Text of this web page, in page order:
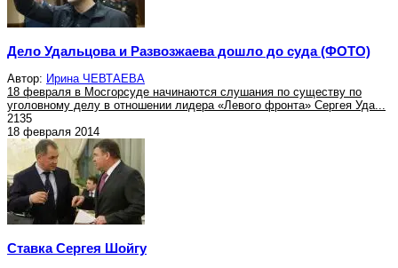
Дело Удальцова и Развозжаева дошло до суда (ФОТО)
Автор: Ирина ЧЕВТАЕВА
18 февраля в Мосгорсуде начинаются слушания по существу по
уголовному делу в отношении лидера «Левого фронта» Сергея Уда...
2135
18 февраля 2014
Ставка Сергея Шойгу